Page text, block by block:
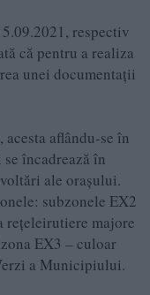
respectiv
că pentru a realiza
unei documentații
aflându-se în
încadrează în
ale orașului.
subzonele EX2
rețeleirutiere majore
EX3 – culoar
a Municipiului.